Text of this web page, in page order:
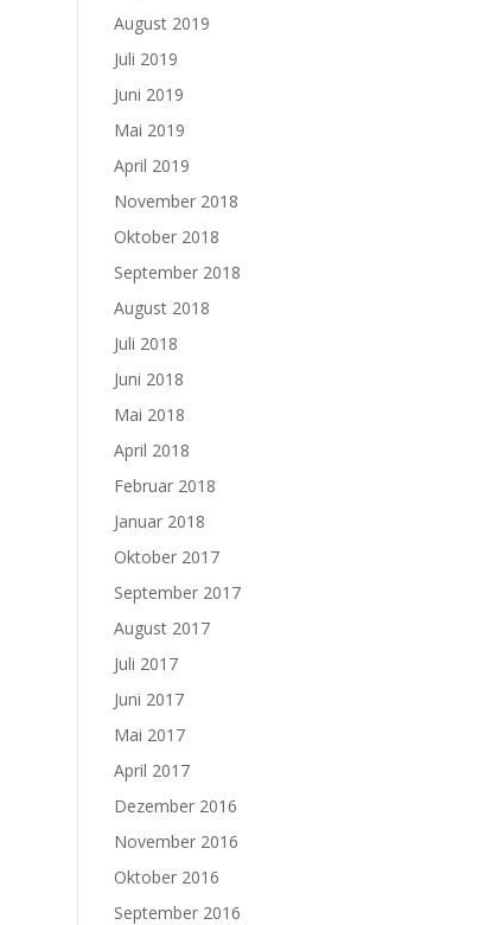
August 2019
Juli 2019
Juni 2019
Mai 2019
April 2019
November 2018
Oktober 2018
September 2018
August 2018
Juli 2018
Juni 2018
Mai 2018
April 2018
Februar 2018
Januar 2018
Oktober 2017
September 2017
August 2017
Juli 2017
Juni 2017
Mai 2017
April 2017
Dezember 2016
November 2016
Oktober 2016
September 2016